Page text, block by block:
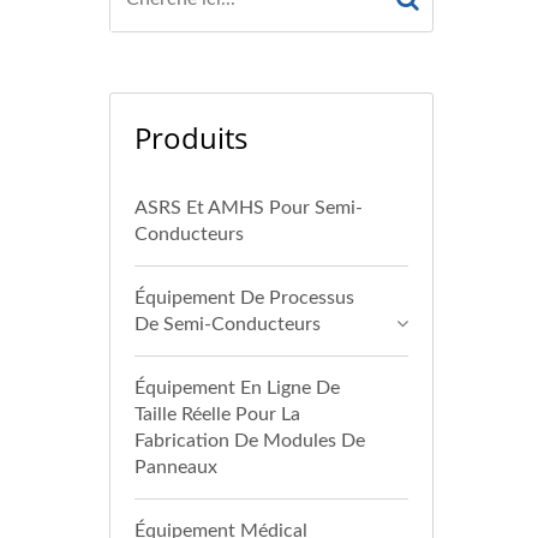
Produits
ASRS Et AMHS Pour Semi-
Conducteurs
Équipement De Processus
De Semi-Conducteurs
Équipement En Ligne De
Taille Réelle Pour La
Fabrication De Modules De
Panneaux
Équipement Médical